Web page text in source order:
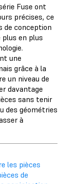
Fuse ont
précises, ce
de conception
plus en plus
une
grâce à la
un niveau de
davantage
sans tenir
des géométries
à
les pièces
de